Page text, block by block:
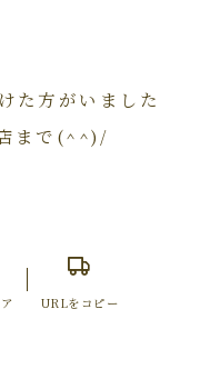
た方がいました
まで(^^)/
URLをコピー